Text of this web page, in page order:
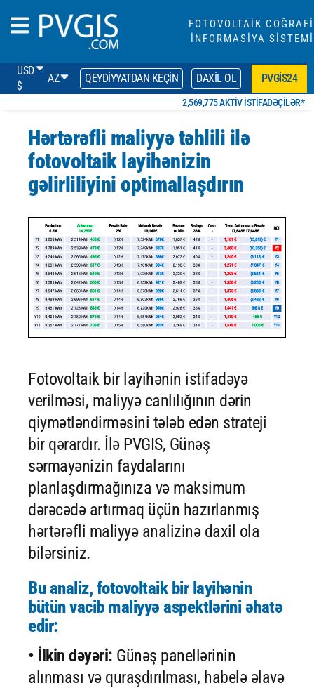
FOTOVOLTAİK COĞRAFİ
İNFORMASİYA SİSTEMİ
USD
$
AZ QEYDIYYATDAN KEÇIN DAXIL OL PVGIS24
2,569,775 AKTIV ISTIFADƏÇILƏR*
Hərtərəfli maliyyə təhlili ilə
fotovoltaik layihənizin
gəlirliliyini optimallaşdırın
Fotovoltaik bir layihənin istifadəyə
verilməsi, maliyyə canlılığının dərin
qiymətləndirməsini tələb edən strateji
bir qərardır. İlə PVGIS, Günəş
sərmayənizin faydalarını
planlaşdırmağınıza və maksimum
dərəcədə artırmaq üçün hazırlanmış
hərtərəfli maliyyə analizinə daxil ola
bilərsiniz.
Bu analiz, fotovoltaik bir layihənin
bütün vacib maliyyə aspektlərini əhatə
edir:
• İlkin dəyəri: Günəş panellərinin
alınması və quraşdırılması, habelə əlavə